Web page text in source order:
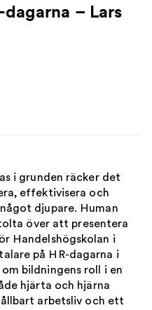
– Lars
i grunden räcker det
effektivisera och
djupare. Human
över att presentera
Handelshögskolan i
på HR-dagarna i
bildningens roll i en
hjärta och hjärna
arbetsliv och ett